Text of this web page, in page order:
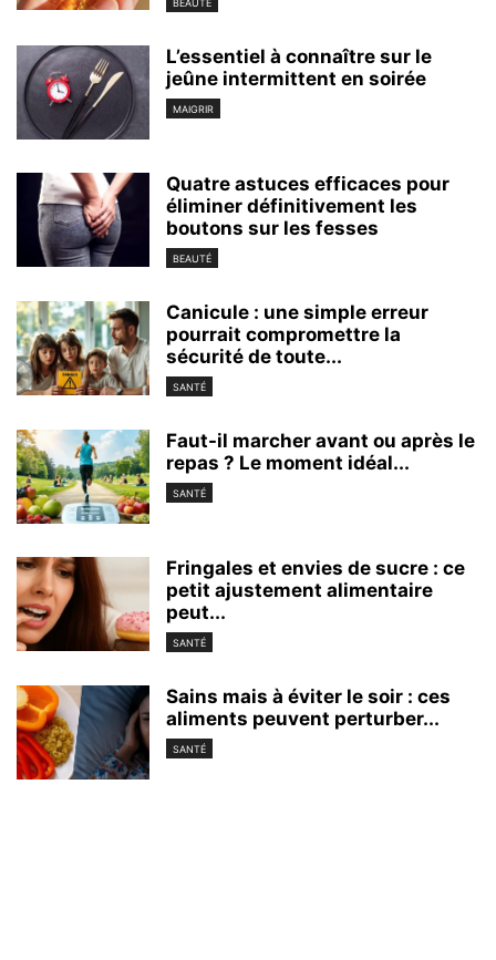
L’essentiel à connaître sur le
jeûne intermittent en soirée
MAIGRIR
Quatre astuces efficaces pour
éliminer définitivement les
boutons sur les fesses
BEAUTÉ
Canicule : une simple erreur
pourrait compromettre la
sécurité de toute...
SANTÉ
Faut-il marcher avant ou après le
repas ? Le moment idéal...
SANTÉ
Fringales et envies de sucre : ce
petit ajustement alimentaire
peut...
SANTÉ
Sains mais à éviter le soir : ces
aliments peuvent perturber...
SANTÉ